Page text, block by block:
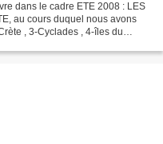
dans le cadre ETE 2008 : LES
au cours duquel nous avons
, 3-Cyclades , 4-îles du